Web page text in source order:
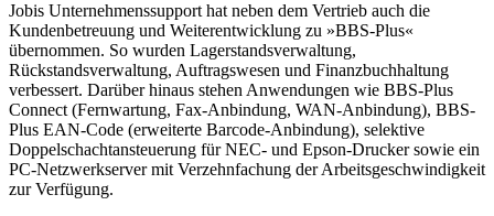
Jobis Unternehmenssupport hat neben dem Vertrieb auch die
Kundenbetreuung und Weiterentwicklung zu »BBS-Plus«
übernommen. So wurden Lagerstandsverwaltung,
Rückstandsverwaltung, Auftragswesen und Finanzbuchhaltung
verbessert. Darüber hinaus stehen Anwendungen wie BBS-Plus
Connect (Fernwartung, Fax-Anbindung, WAN-Anbindung), BBS-
Plus EAN-Code (erweiterte Barcode-Anbindung), selektive
Doppelschachtansteuerung für NEC- und Epson-Drucker sowie ein
PC-Netzwerkserver mit Verzehnfachung der Arbeitsgeschwindigkeit
zur Verfügung.